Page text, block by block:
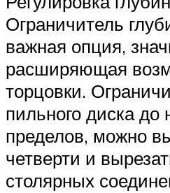
Ограничитель
важная опция,
расширяющая
торцовки.
пильного диска до
пределов, можно
четверти и
столярных